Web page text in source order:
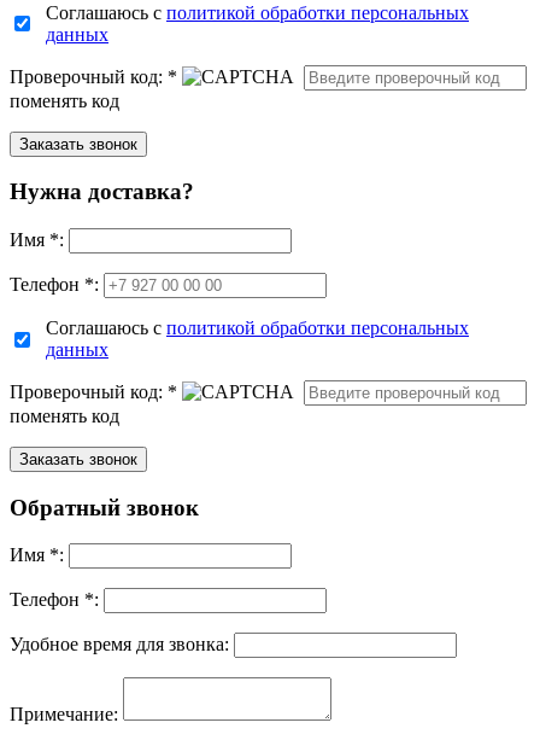
Соглашаюсь с политикой обработки персональных
данных
Проверочный код: *
поменять код
Нужна доставка?
Имя *:
Телефон *:
Соглашаюсь с политикой обработки персональных
данных
Проверочный код: *
поменять код
Обратный звонок
Имя *:
Телефон *:
Удобное время для звонка:
Примечание: